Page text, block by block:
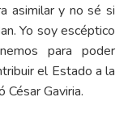
asimilar y no sé si
Yo soy escéptico
para poder
el Estado a la
César Gaviria.